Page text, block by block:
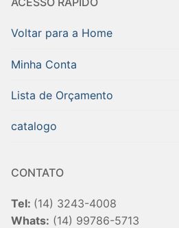
Voltar para a Home
Minha Conta
Lista de Orçamento
catalogo
CONTATO
Tel: (14) 3243-4008
Whats: (14) 99786-5713